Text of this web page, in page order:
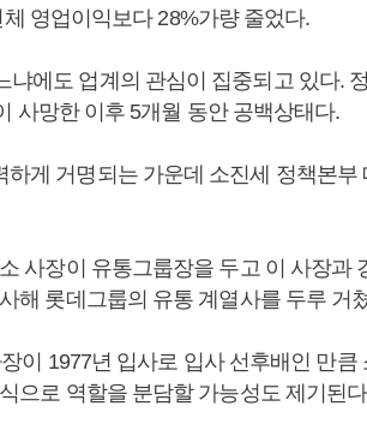
영업이익보다 28%가량 줄었다.
에도 업계의 관심이 집중되고 있다.
사망한 이후 5개월 동안 공백상태다.
게 거명되는 가운데 소진세 정책본부
사장이 유통그룹장을 두고 이 사장과
해 롯데그룹의 유통 계열사를 두루 거
이 1977년 입사로 입사 선후배인 만큼
으로 역할을 분담할 가능성도 제기된